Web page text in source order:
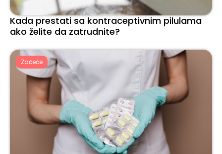
Kada prestati sa kontraceptivnim pilulama
ako želite da zatrudnite?
Začeće